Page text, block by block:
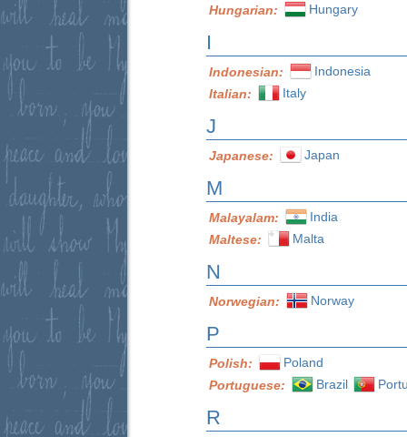
Hungarian:
Hungary
I
Indonesian:
Indonesia
Italian:
Italy
J
Japanese: Japan
M
Malayalam:
India
Maltese:
Malta
N
Norwegian: Norway
P
Polish:
Poland
Portuguese:
Brazil
R